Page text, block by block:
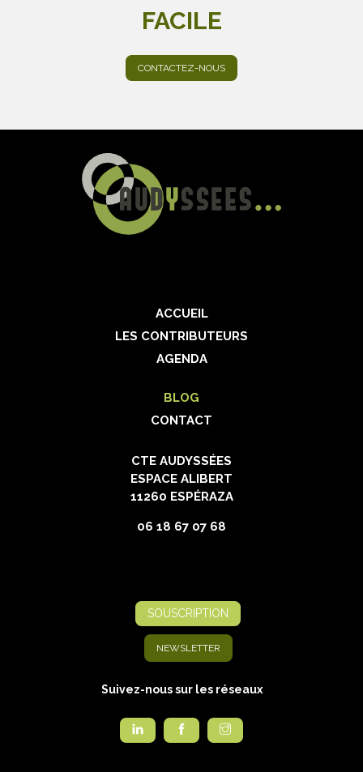
FACILE
CONTACTEZ-NOUS
ACCUEIL
LES CONTRIBUTEURS
AGENDA
BLOG
CONTACT
CTE AUDYSSÉES
ESPACE ALIBERT
11260 ESPÉRAZA
06 18 67 07 68
SOUSCRIPTION
NEWSLETTER
Suivez-nous sur les réseaux